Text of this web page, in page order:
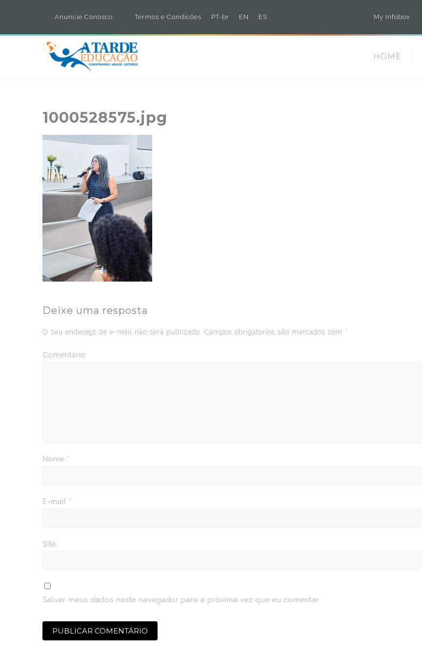
Anuncie Conosco Termos e Condicões PT-br EN ES My Infobox
HOME
1000528575.jpg
Deixe uma resposta
O seu endereço de e-mail não será publicado. Campos obrigatórios são marcados com *
Comentário
Nome *
E-mail *
Site
Salvar meus dados neste navegador para a próxima vez que eu comentar.